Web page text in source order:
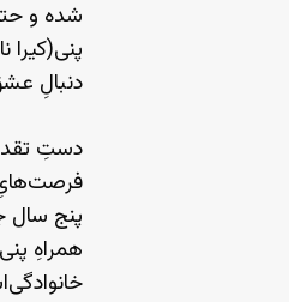
شده و
دنبالِ
دستِ
فرصت‌هایِ
پنج سال
همراهِ